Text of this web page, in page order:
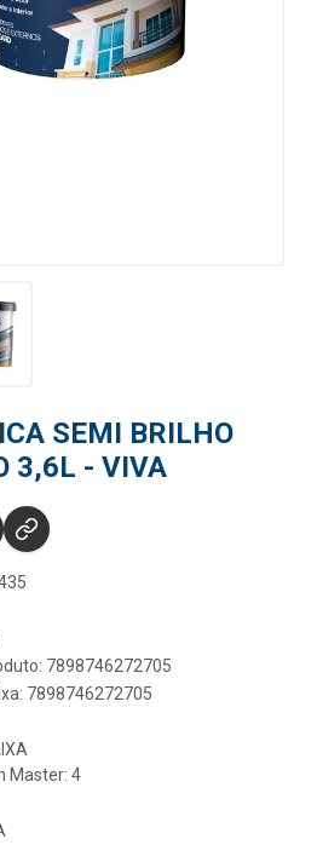
SEMI BRILHO
3,6L - VIVA
7898746272705
7898746272705
Master: 4